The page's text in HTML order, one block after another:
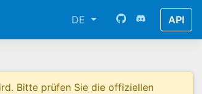
DE API
Bitte prüfen Sie die offiziellen